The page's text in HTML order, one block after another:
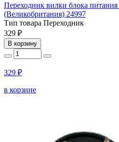
Переходник вилки блока
(Великобритания) 24997
Тип товара Переходник
329 ₽
В корзину
329 ₽
в корзине